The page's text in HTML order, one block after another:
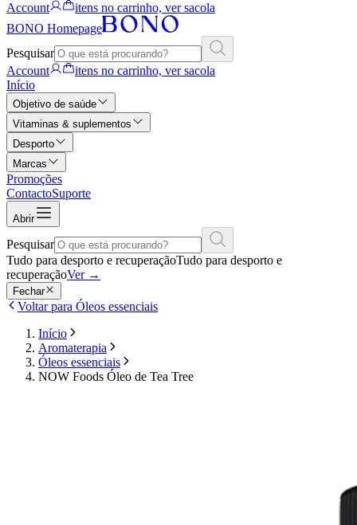
Account
itens no carrinho, ver sacola
BONO Homepage
Pesquisar
Account
itens no carrinho, ver sacola
Início
Objetivo de saúde
Vitaminas & suplementos
Desporto
Marcas
Promoções
ContactoSuporte
Abrir
Pesquisar
Tudo para desporto e recuperaçãoTudo para desporto e
recuperaçãoVer →
Fechar
Voltar para Óleos essenciais
Início
Aromaterapia
Óleos essenciais
NOW Foods Óleo de Tea Tree